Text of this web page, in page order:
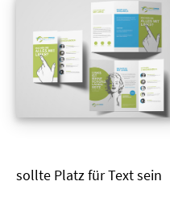
sollte Platz für Text sein